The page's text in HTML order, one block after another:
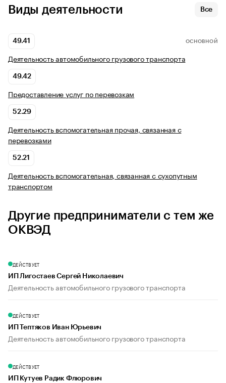
Виды деятельности Все
49.41 ОСНОВНОЙ
Деятельность автомобильного грузового транспорта
49.42
Предоставление услуг по перевозкам
52.29
Деятельность вспомогательная прочая, связанная с
перевозками
52.21
Деятельность вспомогательная, связанная с сухопутным
транспортом
Другие предприниматели с тем же
ОКВЭД
ДЕЙСТВУЕТ
ИП Лигостаев Сергей Николаевич
Деятельность автомобильного грузового транспорта
ДЕЙСТВУЕТ
ИП Тептяков Иван Юрьевич
Деятельность автомобильного грузового транспорта
ДЕЙСТВУЕТ
ИП Кутуев Радик Флюрович